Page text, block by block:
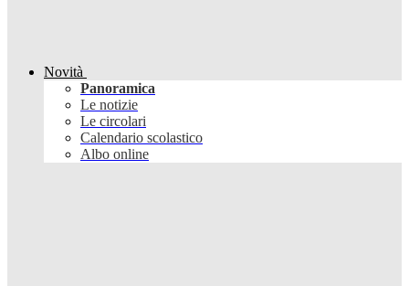
Novità
Panoramica
Le notizie
Le circolari
Calendario scolastico
Albo online